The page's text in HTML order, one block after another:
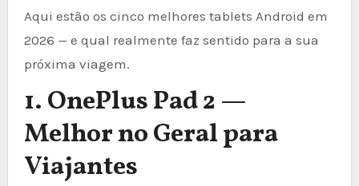
Aqui estão os cinco melhores tablets Android em
2026 — e qual realmente faz sentido para a sua
próxima viagem.
1. OnePlus Pad 2 —
Melhor no Geral para
Viajantes